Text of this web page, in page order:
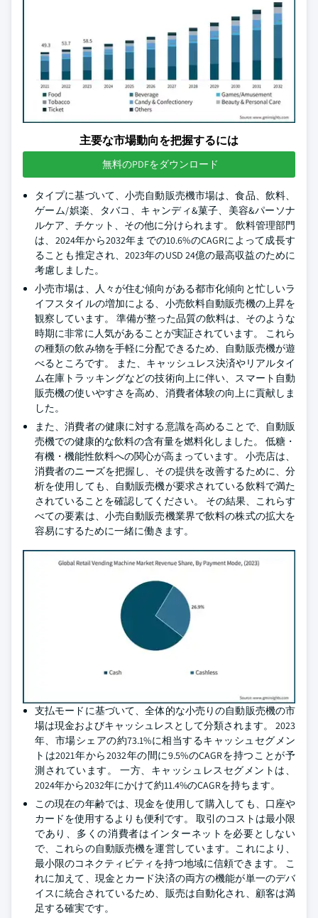
主要な市場動向を把握するには
無料のPDFをダウンロード
タイプに基づいて、小売自動販売機市場は、食品、飲料、
ゲーム/娯楽、タバコ、キャンディ&菓子、美容&パーソナ
ルケア、チケット、その他に分けられます。 飲料管理部門
は、2024年から2032年までの10.6%のCAGRによって成長す
ることも推定され、2023年のUSD 24億の最高収益のために
考慮しました。
小売市場は、人々が住む傾向がある都市化傾向と忙しいラ
イフスタイルの増加による、小売飲料自動販売機の上昇を
観察しています。 準備が整った品質の飲料は、そのような
時期に非常に人気があることが実証されています。 これら
の種類の飲み物を手軽に分配できるため、自動販売機が遊
べるところです。 また、キャッシュレス決済やリアルタイ
ム在庫トラッキングなどの技術向上に伴い、スマート自動
販売機の使いやすさを高め、消費者体験の向上に貢献しま
した。
また、消費者の健康に対する意識を高めることで、自動販
売機での健康的な飲料の含有量を燃料化しました。 低糖・
有機・機能性飲料への関心が高まっています。 小売店は、
消費者のニーズを把握し、その提供を改善するために、分
析を使用しても、自動販売機が要求されている飲料で満た
されていることを確認してください。 その結果、これらす
べての要素は、小売自動販売機業界で飲料の株式の拡大を
容易にするために一緒に働きます。
支払モードに基づいて、全体的な小売りの自動販売機の市
場は現金およびキャッシュレスとして分類されます。 2023
年、市場シェアの約73.1%に相当するキャッシュセグメン
トは2021年から2032年の間に9.5%のCAGRを持つことが予
測されています。 一方、キャッシュレスセグメントは、
2024年から2032年にかけて約11.4%のCAGRを持ちます。
この現在の年齢では、現金を使用して購入しても、口座や
カードを使用するよりも便利です。 取引のコストは最小限
であり、多くの消費者はインターネットを必要としない
で、これらの自動販売機を運営しています。これにより、
最小限のコネクティビティを持つ地域に信頼できます。 こ
れに加えて、現金とカード決済の両方の機能が単一のデバ
イスに統合されているため、販売は自動化され、顧客は満
足する確実です。